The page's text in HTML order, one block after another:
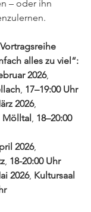
– oder ihn
alles zu viel“:
2026,
, 17–19:00 Uhr
2026,
Mölltal, 18–20:00
2026,
, 18-20:00 Uhr
2026, Kultursaal